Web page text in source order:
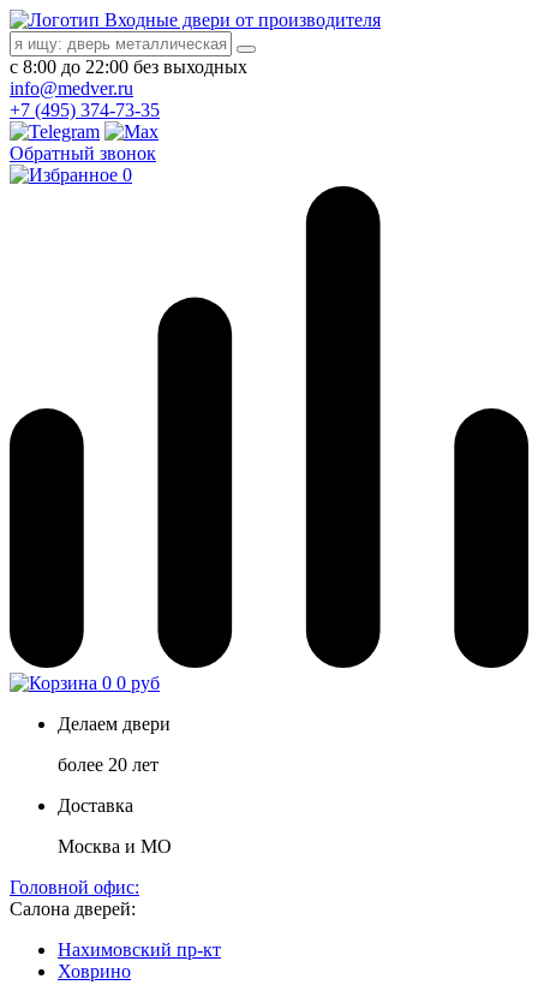
Входные двери от производителя
с 8:00 до 22:00 без выходных
info@medver.ru
+7 (495) 374-73-35
Обратный звонок
0
0 0 руб
Делаем двери
более 20 лет
Доставка
Москва и МО
Головной офис:
Салона дверей:
Нахимовский пр-кт
Ховрино